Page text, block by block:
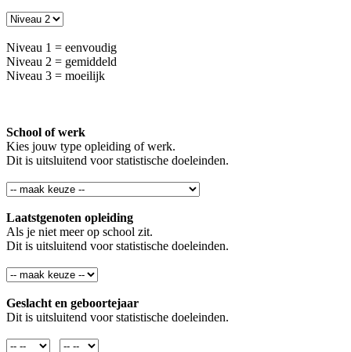
Niveau 1 = eenvoudig
Niveau 2 = gemiddeld
Niveau 3 = moeilijk
School of werk
Kies jouw type opleiding of werk.
Dit is uitsluitend voor statistische doeleinden.
Laatstgenoten opleiding
Als je niet meer op school zit.
Dit is uitsluitend voor statistische doeleinden.
Geslacht en geboortejaar
Dit is uitsluitend voor statistische doeleinden.